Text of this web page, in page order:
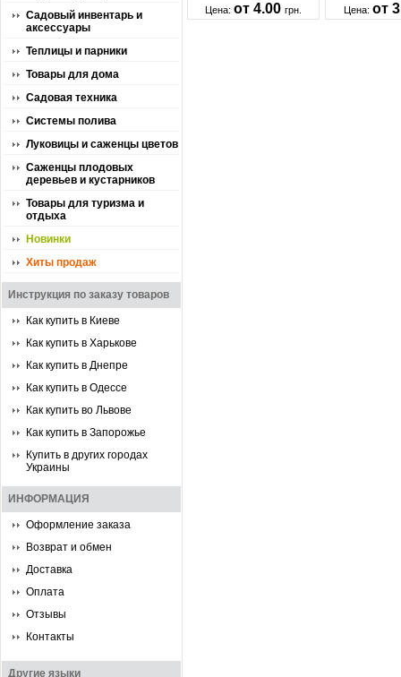
Садовый инвентарь и
аксессуары
Теплицы и парники
Товары для дома
Садовая техника
Системы полива
Луковицы и саженцы цветов
Саженцы плодовых
деревьев и кустарников
Товары для туризма и
отдыха
Новинки
Хиты продаж
Инструкция по заказу товаров
Как купить в Киеве
Как купить в Харькове
Как купить в Днепре
Как купить в Одессе
Как купить во Львове
Как купить в Запорожье
Купить в других городах
Украины
ИНФОРМАЦИЯ
Оформление заказа
Возврат и обмен
Доставка
Оплата
Отзывы
Контакты
Другие языки
Цена: от 4.00 грн. Цена: от